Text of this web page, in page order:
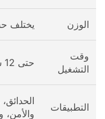
الوزن يختلف
وقت
التشغيل
حتى 12 ساعة بشحنة كاملة
التطبيقات
والأمن،